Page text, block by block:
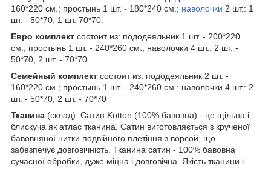
160*220 см.; простынь 1 шт. - 180*240 см.; наволочки 2 шт.: 1
шт. - 50*70, 1 шт. 70*70.
Евро комплект состоит из: пододеяльник 1 шт. - 200*220
см.; простынь 1 шт. - 240*260 см.; наволочки 4 шт.: 2 шт. -
50*70, 2 шт. - 70*70
Семейный комплект состоит из: пододеяльник 2 шт. -
160*220 см.; простынь 1 шт. - 240*260 см.; наволочки 4 шт.: 2
шт. - 50*70, 2 шт. - 70*70
Тканина (склад): Сатин Kotton (100% бавовна) - це щільна і
блискуча як атлас тканина. Сатин виготовляється з крученої
бавовняної нитки подвійного плетіння з ворсой, що
забезпечує довговічність. Тканина сатин - 100% бавовна
сучасної обробки, дуже міцна і довговічна. Якість тканини і